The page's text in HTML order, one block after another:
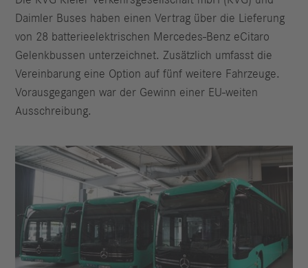
Daimler Buses haben einen Vertrag über die Lieferung
von 28 batterieelektrischen Mercedes-Benz eCitaro
Gelenkbussen unterzeichnet. Zusätzlich umfasst die
Vereinbarung eine Option auf fünf weitere Fahrzeuge.
Vorausgegangen war der Gewinn einer EU-weiten
Ausschreibung.